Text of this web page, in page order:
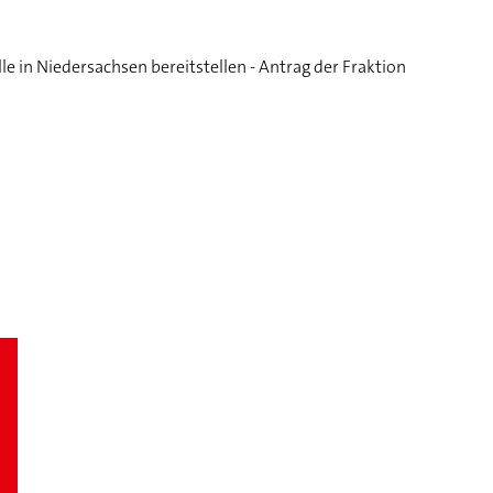
in Niedersachsen bereitstellen - Antrag der Fraktion